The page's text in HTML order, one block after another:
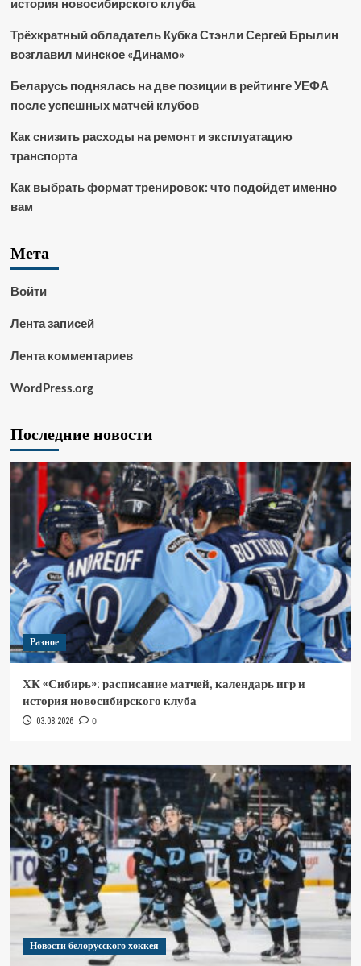
история новосибирского клуба
Трёхкратный обладатель Кубка Стэнли Сергей Брылин
возглавил минское «Динамо»
Беларусь поднялась на две позиции в рейтинге УЕФА
после успешных матчей клубов
Как снизить расходы на ремонт и эксплуатацию
транспорта
Как выбрать формат тренировок: что подойдет именно
вам
Мета
Войти
Лента записей
Лента комментариев
WordPress.org
Последние новости
Разное
ХК «Сибирь»: расписание матчей, календарь игр и
история новосибирского клуба
03.08.2026 0
Новости белорусского хоккея